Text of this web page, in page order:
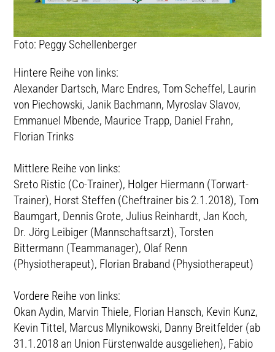
Foto: Peggy Schellenberger
Hintere Reihe von links:
Alexander Dartsch, Marc Endres, Tom Scheffel, Laurin
von Piechowski, Janik Bachmann, Myroslav Slavov,
Emmanuel Mbende, Maurice Trapp, Daniel Frahn,
Florian Trinks
Mittlere Reihe von links:
Sreto Ristic (Co-Trainer), Holger Hiermann (Torwart-
Trainer), Horst Steffen (Cheftrainer bis 2.1.2018), Tom
Baumgart, Dennis Grote, Julius Reinhardt, Jan Koch,
Dr. Jörg Leibiger (Mannschaftsarzt), Torsten
Bittermann (Teammanager), Olaf Renn
(Physiotherapeut), Florian Braband (Physiotherapeut)
Vordere Reihe von links:
Okan Aydin, Marvin Thiele, Florian Hansch, Kevin Kunz,
Kevin Tittel, Marcus Mlynikowski, Danny Breitfelder (ab
31.1.2018 an Union Fürstenwalde ausgeliehen), Fabio